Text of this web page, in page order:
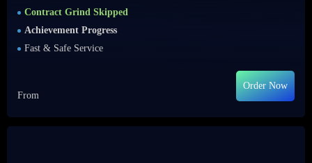
Contract Grind Skipped
Achievement Progress
Fast & Safe Service
From
Order Now